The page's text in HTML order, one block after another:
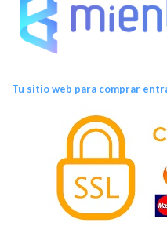
Tu sitio web para comprar